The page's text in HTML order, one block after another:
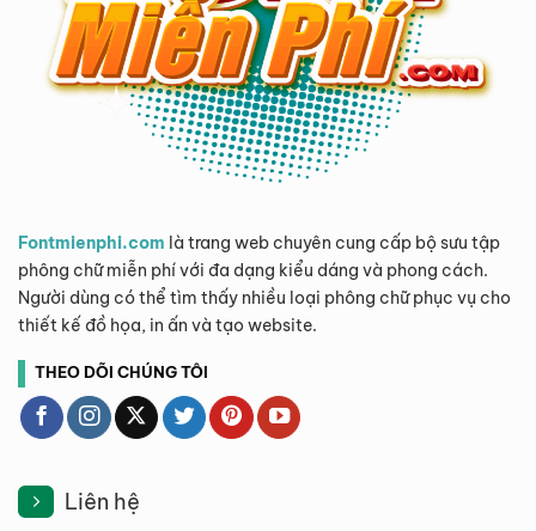
Fontmienphi.com là trang web chuyên cung cấp bộ sưu tập
phông chữ miễn phí với đa dạng kiểu dáng và phong cách.
Người dùng có thể tìm thấy nhiều loại phông chữ phục vụ cho
thiết kế đồ họa, in ấn và tạo website.
THEO DÕI CHÚNG TÔI
Liên hệ